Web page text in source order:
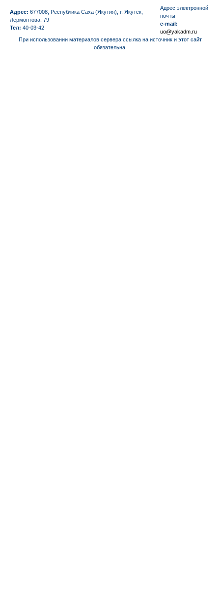
Адрес: 677008, Республика Саха (Якутия), г. Якутск,
Лермонтова, 79
Тел: 40-03-42
Aдрес электронной
почты
e-mail:
uo@yakadm.ru
При использовании материалов сервера ссылка на источник и этот сайт
обязательна.